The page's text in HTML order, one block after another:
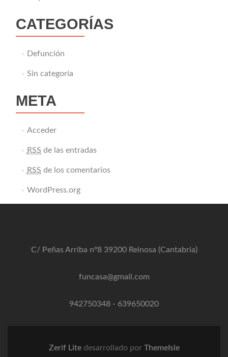
CATEGORÍAS
Defunción
Sin categoría
META
Acceder
RSS de las entradas
RSS de los comentarios
WordPress.org
C/ Peñas Arriba nº8 39200 Reinosa (Cantabria)
funcasa@gmail.com
942750348 - 639650020
Zerif Lite desarrollado por ThemeIsle